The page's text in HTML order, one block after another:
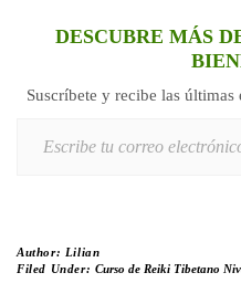
DESCUBRE MÁS
Suscríbete y recibe las
Author: Lilian
Filed Under: Curso de Reiki Tibetano